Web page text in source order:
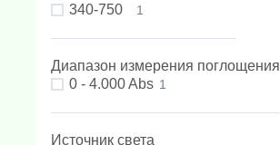
340-750 1
Диапазон измерения поглощения
0 - 4.000 Abs 1
Источник света